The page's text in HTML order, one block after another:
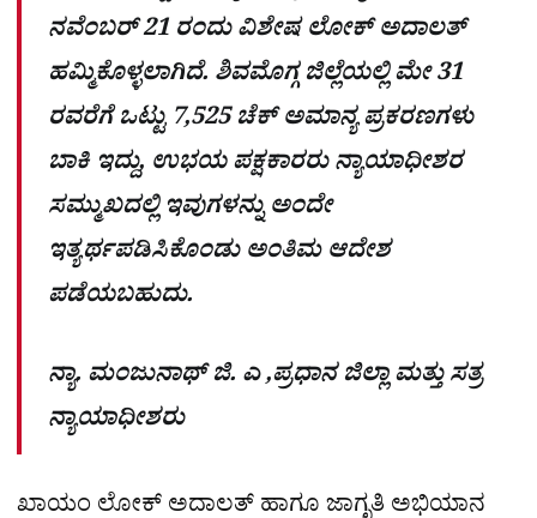
ನವೆಂಬರ್ 21 ರಂದು ವಿಶೇಷ ಲೋಕ್ ಅದಾಲತ್
ಹಮ್ಮಿಕೊಳ್ಳಲಾಗಿದೆ. ಶಿವಮೊಗ್ಗ ಜಿಲ್ಲೆಯಲ್ಲಿ ಮೇ 31
ರವರೆಗೆ ಒಟ್ಟು 7,525 ಚೆಕ್ ಅಮಾನ್ಯ ಪ್ರಕರಣಗಳು
ಬಾಕಿ ಇದ್ದು, ಉಭಯ ಪಕ್ಷಕಾರರು ನ್ಯಾಯಾಧೀಶರ
ಸಮ್ಮುಖದಲ್ಲಿ ಇವುಗಳನ್ನು ಅಂದೇ
ಇತ್ಯರ್ಥಪಡಿಸಿಕೊಂಡು ಅಂತಿಮ ಆದೇಶ
ಪಡೆಯಬಹುದು.
ನ್ಯಾ. ಮಂಜುನಾಥ್​ ಜಿ. ಎ ,ಪ್ರಧಾನ ಜಿಲ್ಲಾ ಮತ್ತು ಸತ್ರ
ನ್ಯಾಯಾಧೀಶರು
ಖಾಯಂ ಲೋಕ್ ಅದಾಲತ್ ಹಾಗೂ ಜಾಗೃತಿ ಅಭಿಯಾನ